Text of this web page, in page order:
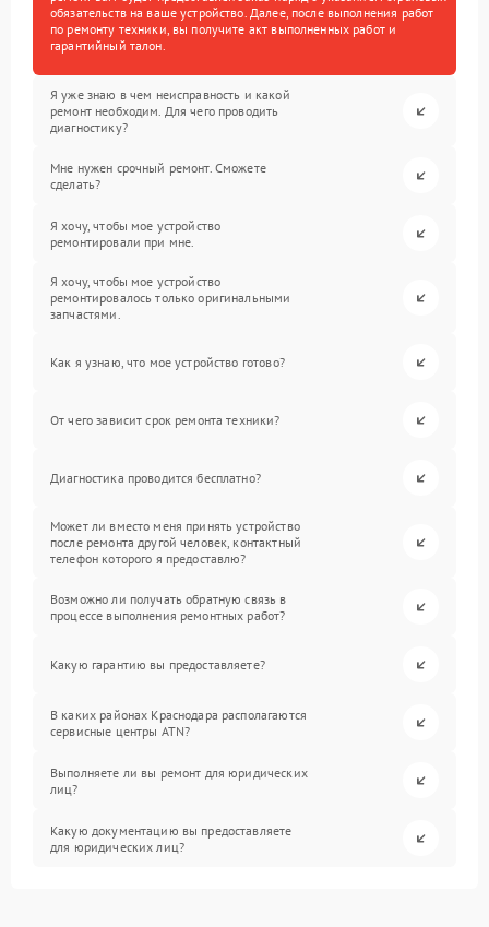
обязательств на ваше устройство. Далее, после выполнения работ
по ремонту техники, вы получите акт выполненных работ и
гарантийный талон.
Я уже знаю в чем неисправность и какой
ремонт необходим. Для чего проводить
диагностику?
Мне нужен срочный ремонт. Сможете
сделать?
Я хочу, чтобы мое устройство
ремонтировали при мне.
Я хочу, чтобы мое устройство
ремонтировалось только оригинальными
запчастями.
Как я узнаю, что мое устройство готово?
От чего зависит срок ремонта техники?
Диагностика проводится бесплатно?
Может ли вместо меня принять устройство
после ремонта другой человек, контактный
телефон которого я предоставлю?
Возможно ли получать обратную связь в
процессе выполнения ремонтных работ?
Какую гарантию вы предоставляете?
В каких районах Краснодара располагаются
сервисные центры ATN?
Выполняете ли вы ремонт для юридических
лиц?
Какую документацию вы предоставляете
для юридических лиц?